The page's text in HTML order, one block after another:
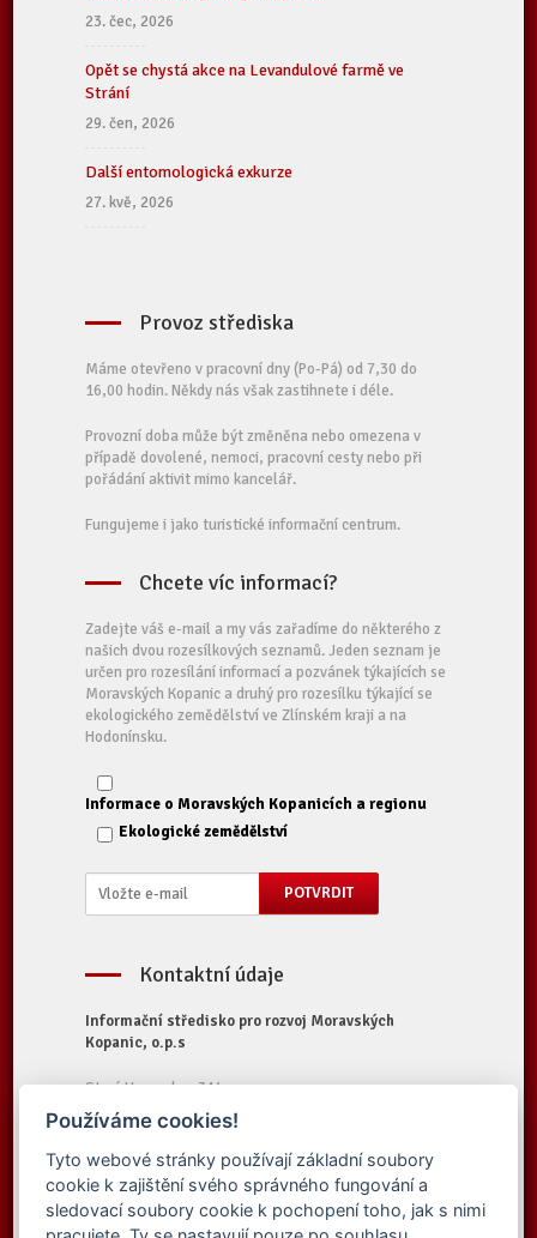
23. čec, 2026
Opět se chystá akce na Levandulové farmě ve
Strání
29. čen, 2026
Další entomologická exkurze
27. kvě, 2026
Provoz střediska
Máme otevřeno v pracovní dny (Po-Pá) od 7,30 do
16,00 hodin. Někdy nás však zastihnete i déle.
Provozní doba může být změněna nebo omezena v
případě dovolené, nemoci, pracovní cesty nebo při
pořádání aktivit mimo kancelář.
Fungujeme i jako turistické informační centrum.
Chcete víc informací?
Zadejte váš e-mail a my vás zařadíme do některého z
našich dvou rozesílkových seznamů. Jeden seznam je
určen pro rozesílání informací a pozvánek týkajících se
Moravských Kopanic a druhý pro rozesílku týkající se
ekologického zemědělství ve Zlínském kraji a na
Hodonínsku.
Informace o Moravských Kopanicích a regionu
Ekologické zemědělství
Kontaktní údaje
Informační středisko pro rozvoj Moravských
Kopanic, o.p.s
Starý Hrozenkov 314
687 74 Starý Hrozenkov
Tel.:+420 572 696 323
E-mail:
iskopanice@iskopanice.cz
Web:https://www.iskopanice.cz
Používáme cookies!
Tyto webové stránky používají základní soubory
cookie k zajištění svého správného fungování a
sledovací soubory cookie k pochopení toho, jak s nimi